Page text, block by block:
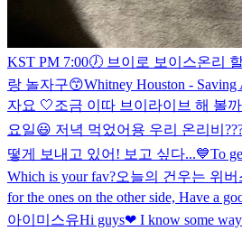
KST PM 7:00🕖 브이로 보이스온리
랑 놀자구😙Whitney Houston -
자요 🤍조금 이따 브이라이브 해 볼
요일😃 저녁 먹었어용 우리 온리비
떻게 보내고 있어! 보고 싶다...💙To
Which is your fav?오늘의 건우는 위
for the ones on the other side, Have a
아이미스유Hi guys❤ I know some